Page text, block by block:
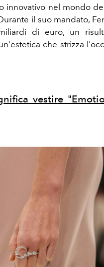
innovativo nel mondo
il suo mandato,
di euro, un
che strizza
vestire